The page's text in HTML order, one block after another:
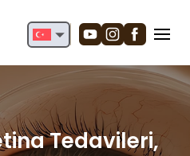
Türkçe
Tedavileri,